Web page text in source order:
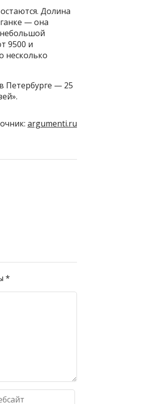
Долина
— она
9500 и
несколько
Петербурге — 25
argumenti.ru
*